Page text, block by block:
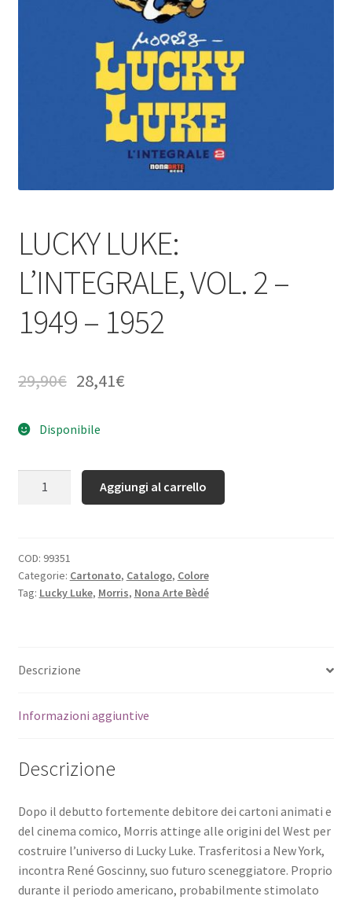
LUCKY LUKE:
L’INTEGRALE, VOL. 2 –
1949 – 1952
29,90€ 28,41€
Disponibile
Aggiungi al carrello
COD: 99351
Categorie: Cartonato, Catalogo, Colore
Tag: Lucky Luke, Morris, Nona Arte Bèdé
Descrizione
Informazioni aggiuntive
Descrizione
Dopo il debutto fortemente debitore dei cartoni animati e
del cinema comico, Morris attinge alle origini del West per
costruire l’universo di Lucky Luke. Trasferitosi a New York,
incontra René Goscinny, suo futuro sceneggiatore. Proprio
durante il periodo americano, probabilmente stimolato